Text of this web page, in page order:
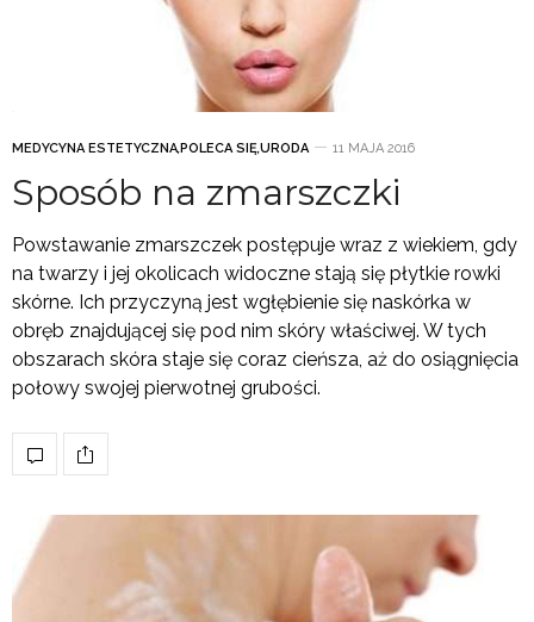
MEDYCYNA ESTETYCZNA,POLECA SIĘ,URODA 11 MAJA 2016
Sposób na zmarszczki
Powstawanie zmarszczek postępuje wraz z wiekiem, gdy
na twarzy i jej okolicach widoczne stają się płytkie rowki
skórne. Ich przyczyną jest wgłębienie się naskórka w
obręb znajdującej się pod nim skóry właściwej. W tych
obszarach skóra staje się coraz cieńsza, aż do osiągnięcia
połowy swojej pierwotnej grubości.